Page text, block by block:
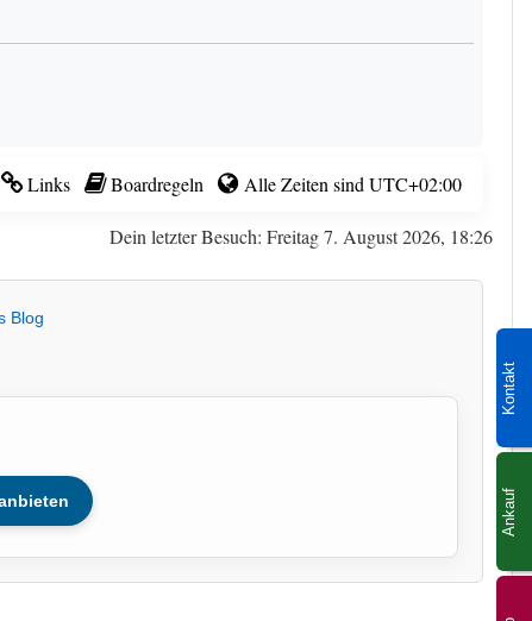
Kontakt
Ankauf
Links Boardregeln Alle Zeiten sind UTC+02:00
Dein letzter Besuch: Freitag 7. August 2026, 18:26
Blog